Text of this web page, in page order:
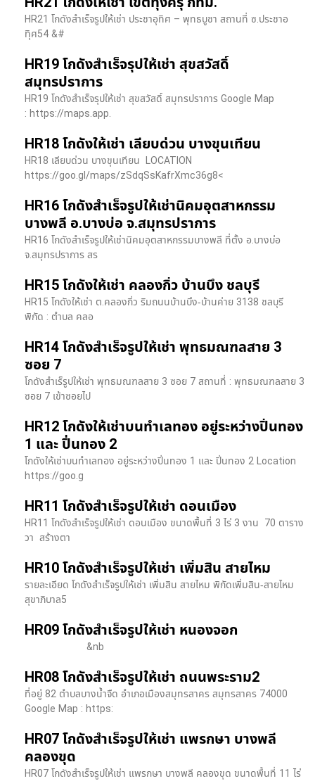
HR21 โกดังสำเร็จรูปให้เช่า ประชาอุทิศ – พุทธบูชา สถานที่ ซ.ประชาอ
ทุิศ54 &#
HR19 โกดังสำเร็จรุปให้เช่า สุขสวัสดิ์
สมุทรปราการ
HR19 โกดังสำเร็จรุปให้เช่า สุขสวัสดิ์ สมุทรปราการ Google Map
: https://maps.app.
HR18 โกดังให้เช่า เลียบด่วน บางขุนเทียน
HR18 เลียบด่วน​ บางขุนเทียน​ LOCATION
https://goo.gl/maps/zSdqSsKafrXmc36g8<
HR16 โกดังสำเร็จรูปให้เช่านิคมอุตสาหกรรม
บางพลี อ.บางบ่อ จ.สมุทรปราการ
HR16 โกดังสำเร็จรูปให้เช่านิคมอุตสาหกรรมบางพลี ที่ตั้ง อ.บางบ่อ
จ.สมุทรปราการ สร
HR15 โกดังให้เช่า คลองกิ่ว บ้านบึง ชลบุรี
HR15 โกดังให้เช่า ต.คลองกิ่ว ริมถนนบ้านบึง-บ้านค่าย 3138 ชลบุรี
พิกัด : ตำบล คลอ
HR14 โกดังสำเร็จรูปให้เช่า พุทธมณฑลสาย 3
ซอย 7
โกดังสำเร็รูปให้เช่า พุทธมณฑลสาย 3 ซอย 7 สถานที่ : พุทธมณฑลสาย 3
ซอย 7 เข้าซอยไป
HR12 โกดังให้เช่าบนทำเลทอง อยู่ระหว่างปิ่นทอง
1 และ ปิ่นทอง 2
โกดังให้เช่าบนทำเลทอง อยู่ระหว่างปิ่นทอง 1 และ ปิ่นทอง 2 Location
https://goo.g
HR11 โกดังสำเร็จรูปให้เช่า ดอนเมือง
HR11 โกดังสำเร็จรูปให้เช่า ดอนเมือง ขนาดพื้นที่ 3 ไร่ 3 งาน 70 ตาราง
วา สร้างตา
HR10 โกดังสำเร็จรูปให้เช่า เพิ่มสิน สายไหม
รายละเอียด โกดังสำเร็จรูปให้เช่า เพิ่มสิน สายไหม พิกัดเพิ่มสิน-สายไหม
สุขาภิบาล5
HR09 โกดังสำเร็จรูปให้เช่า หนองจอก
&nb
HR08 โกดังสำเร็จรูปให้เช่า ถนนพระราม2
ที่อยู่ 82 ตำบลบางน้ำจืด อำเภอเมืองสมุทรสาคร สมุทรสาคร 74000
Google Map : https:
HR07 โกดังสำเร็จรูปให้เช่า แพรกษา บางพลี​
คลองขุด
HR07 โกดังสำเร็จรูปให้เช่า แพรกษา บางพลี​ คลองขุด ขนาดพื้นที่ 11 ไร่